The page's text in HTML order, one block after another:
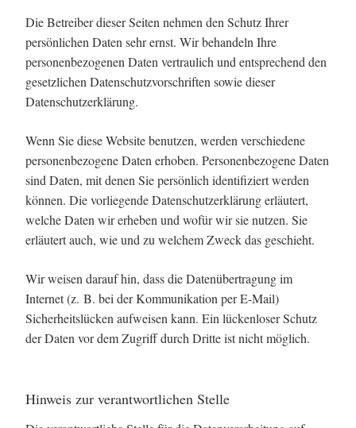
Die Betreiber dieser Seiten nehmen den Schutz Ihrer
persönlichen Daten sehr ernst. Wir behandeln Ihre
personenbezogenen Daten vertraulich und entsprechend den
gesetzlichen Datenschutzvorschriften sowie dieser
Datenschutzerklärung.
Wenn Sie diese Website benutzen, werden verschiedene
personenbezogene Daten erhoben. Personenbezogene Daten
sind Daten, mit denen Sie persönlich identifiziert werden
können. Die vorliegende Datenschutzerklärung erläutert,
welche Daten wir erheben und wofür wir sie nutzen. Sie
erläutert auch, wie und zu welchem Zweck das geschieht.
Wir weisen darauf hin, dass die Datenübertragung im
Internet (z. B. bei der Kommunikation per E-Mail)
Sicherheitslücken aufweisen kann. Ein lückenloser Schutz
der Daten vor dem Zugriff durch Dritte ist nicht möglich.
Hinweis zur verantwortlichen Stelle